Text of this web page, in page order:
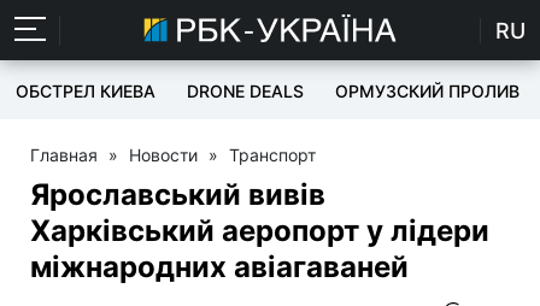
RU
ОБСТРЕЛ КИЕВА DRONE DEALS ОРМУЗСКИЙ ПРОЛИВ
Главная » Новости » Транспорт
Ярославський вивів
Харківський аеропорт у лідери
міжнародних авіагаваней